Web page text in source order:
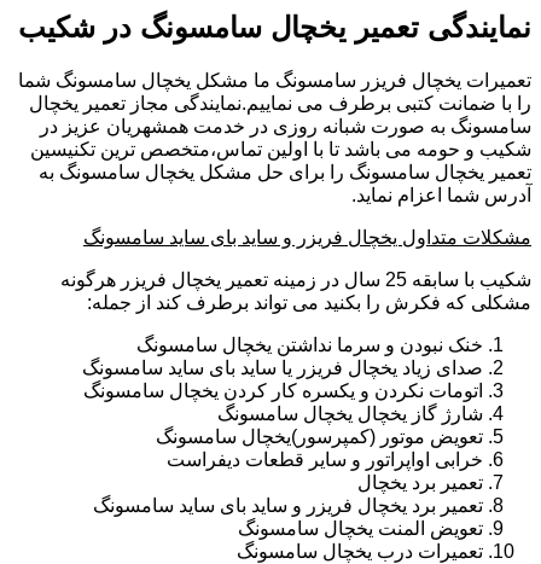
نمایندگی تعمیر یخچال سامسونگ در شکیب
تعمیرات یخچال فریزر سامسونگ ما مشکل یخچال سامسونگ شما
را با ضمانت کتبی برطرف می نماییم.نمایندگی مجاز تعمیر یخچال
سامسونگ به صورت شبانه روزی در خدمت همشهریان عزیز در
شکیب و حومه می باشد تا با اولین تماس،متخصص ترین تکنیسین
تعمیر یخچال سامسونگ را برای حل مشکل یخچال سامسونگ به
آدرس شما اعزام نماید.
مشکلات متداول یخچال فریزر و ساید بای ساید سامسونگ
شکیب با سابقه 25 سال در زمینه تعمیر یخچال فریزر هرگونه
مشکلی که فکرش را بکنید می تواند برطرف کند از جمله:
خنک نبودن و سرما نداشتن یخچال سامسونگ
صدای زیاد یخچال فریزر یا ساید بای ساید سامسونگ
اتومات نکردن و یکسره کار کردن یخچال سامسونگ
شارژ گاز یخچال یخچال سامسونگ
تعویض موتور (کمپرسور)یخچال سامسونگ
خرابی اواپراتور و سایر قطعات دیفراست
تعمیر برد یخچال
تعمیر برد یخچال فریزر و ساید بای ساید سامسونگ
تعویض المنت یخچال سامسونگ
تعمیرات درب یخچال سامسونگ